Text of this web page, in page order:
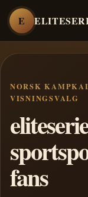
E
NORSK
VISNINGSVALG
fans